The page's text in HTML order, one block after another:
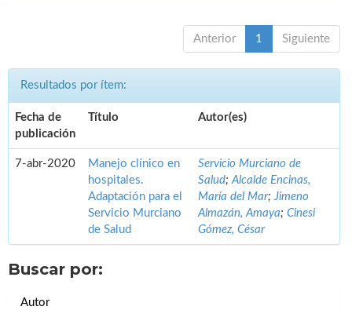
Anterior 1 Siguiente
Resultados por ítem:
Fecha de
publicación
Título Autor(es)
7-abr-2020
Manejo clínico en
hospitales.
Adaptación para el
Servicio Murciano
de Salud
Servicio Murciano de
Salud;Alcalde Encinas,
María del Mar;Jimeno
Almazán, Amaya; Cinesi
Gómez, César
Buscar por:
Autor